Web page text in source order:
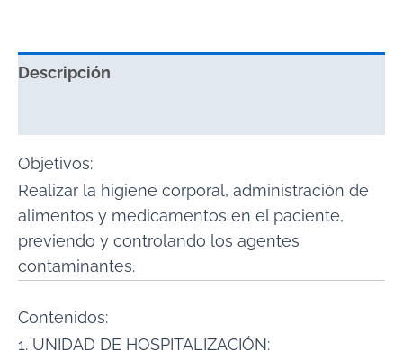
Descripción
Objetivos:
Realizar la higiene corporal, administración de
alimentos y medicamentos en el paciente,
previendo y controlando los agentes
contaminantes.
Contenidos:
1. UNIDAD DE HOSPITALIZACIÓN: